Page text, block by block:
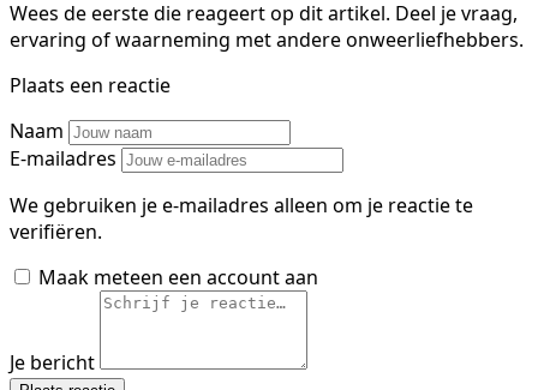
Wees de eerste die reageert op dit artikel. Deel je vraag,
ervaring of waarneming met andere onweerliefhebbers.
Plaats een reactie
Naam
E-mailadres
We gebruiken je e-mailadres alleen om je reactie te
verifiëren.
Maak meteen een account aan
Je bericht